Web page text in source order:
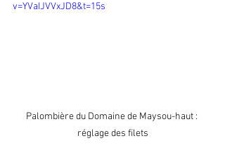
v=YVaIJVVxJD8&t=15s
Palombière du Domaine de Maysou-haut :
réglage des filets